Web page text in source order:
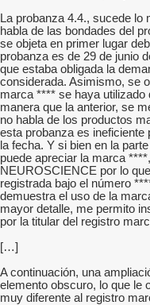
La probanza 4.4., sucede lo
habla de las bondades del
se objeta en primer lugar
probanza es de 29 de junio
que estaba obligada la
considerada. Asimismo, se
marca **** se haya utilizado
manera que la anterior, se
no habla de los productos
esta probanza es
la fecha. Y si bien en la
puede apreciar la marca
NEUROSCIENCE por lo
registrada bajo el número
demuestra el uso de la
mayor detalle, me permito
por la titular del registro
[…]
A continuación, una
elemento obscuro, lo que le
muy diferente al registro